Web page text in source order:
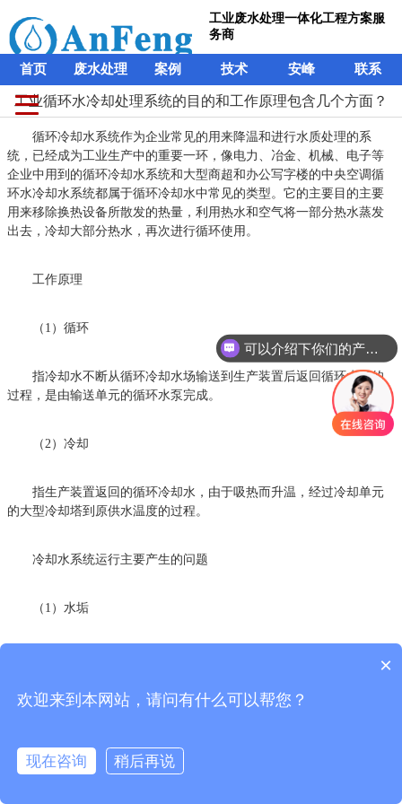
工业废水处理一体化工程方案服
务商
首页 废水处理 案例 技术 安峰 联系
工业循环水冷却处理系统的目的和工作原理包含几个方面？
循环冷却水系统作为企业常见的用来降温和进行水质处理的系
统，已经成为工业生产中的重要一环，像电力、冶金、机械、电子等
企业中用到的循环冷却水系统和大型商超和办公写字楼的中央空调循
环水冷却水系统都属于循环冷却水中常见的类型。它的主要目的主要
用来移除换热设备所散发的热量，利用热水和空气将一部分热水蒸发
出去，冷却大部分热水，再次进行循环使用。
工作原理
（1）循环
指冷却水不断从循环冷却水场输送到生产装置后返回循环水场的
过程，是由输送单元的循环水泵完成。
（2）冷却
指生产装置返回的循环冷却水，由于吸热而升温，经过冷却单元
的大型冷却塔到原供水温度的过程。
冷却水系统运行主要产生的问题
（1）水垢
（3）腐蚀
（4）微生物粘泥
可以介绍下你们的产品么？
×
欢迎来到本网站，请问有什么可以帮您？
现在咨询 稍后再说